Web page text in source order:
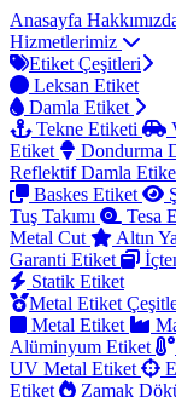
Anasayfa
Hizmetlerimiz
Etiket Çeşitleri
Leksan Etiket
Damla Etiket
Tekne Etiketi
Etiket
Dondurma
Reflektif Damla
Baskes Etiket
Tuş Takımı
Tesa
Metal Cut
Altın
Garanti Etiket
Statik Etiket
Metal Etiket
Metal Etiket
Alüminyum Etiket
UV Metal Etiket
Etiket
Zamak